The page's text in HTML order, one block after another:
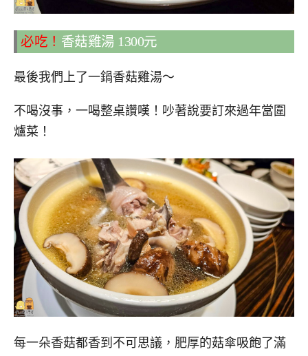
必吃！ 香菇雞湯 1300元
最後我們上了一鍋香菇雞湯～
不喝沒事，一喝整桌讚嘆！吵著說要訂來過年當圍
爐菜！
每一朵香菇都香到不可思議，肥厚的菇傘吸飽了滿